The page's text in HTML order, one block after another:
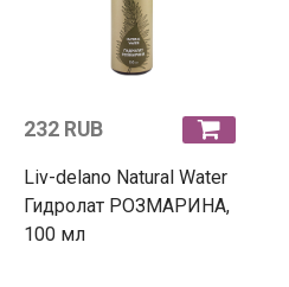
232 RUB
Liv-delano Natural Water
Гидролат РОЗМАРИНА,
100 мл